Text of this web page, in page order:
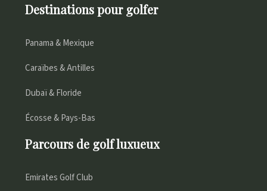
Destinations pour golfer
Panama & Mexique
Caraïbes & Antilles
Dubaï & Floride
Écosse & Pays-Bas
Parcours de golf luxueux
Emirates Golf Club